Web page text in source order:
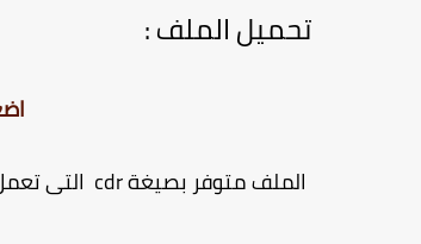
تحميل الملف :
الملف متوفر بصيغة cdr التى تعمل على برنامج الكوريل درو ويمكنك تحميل